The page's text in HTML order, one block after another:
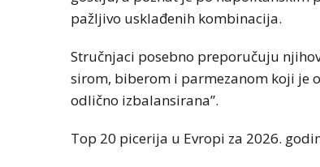
pažljivo usklađenih kombinacija.
Stručnjaci posebno preporučuju
sirom, biberom i parmezanom koji je
odlično izbalansirana”.
Top 20 picerija u Evropi za 2026.